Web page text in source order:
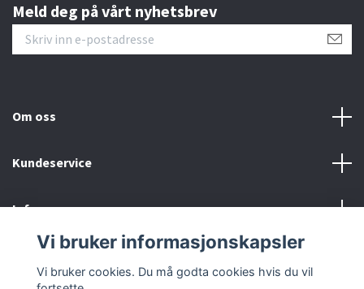
Meld deg på vårt nyhetsbrev
Om oss
Kundeservice
Info
Vi bruker informasjonskapsler
Vi bruker cookies. Du må godta cookies hvis du vil